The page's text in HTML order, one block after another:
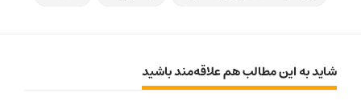
شاید به این مطالب هم علاقه‌مند باشید